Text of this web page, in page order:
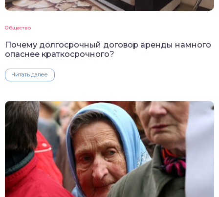
Общество
Почему долгосрочный договор аренды намного
опаснее краткосрочного?
Читать далее